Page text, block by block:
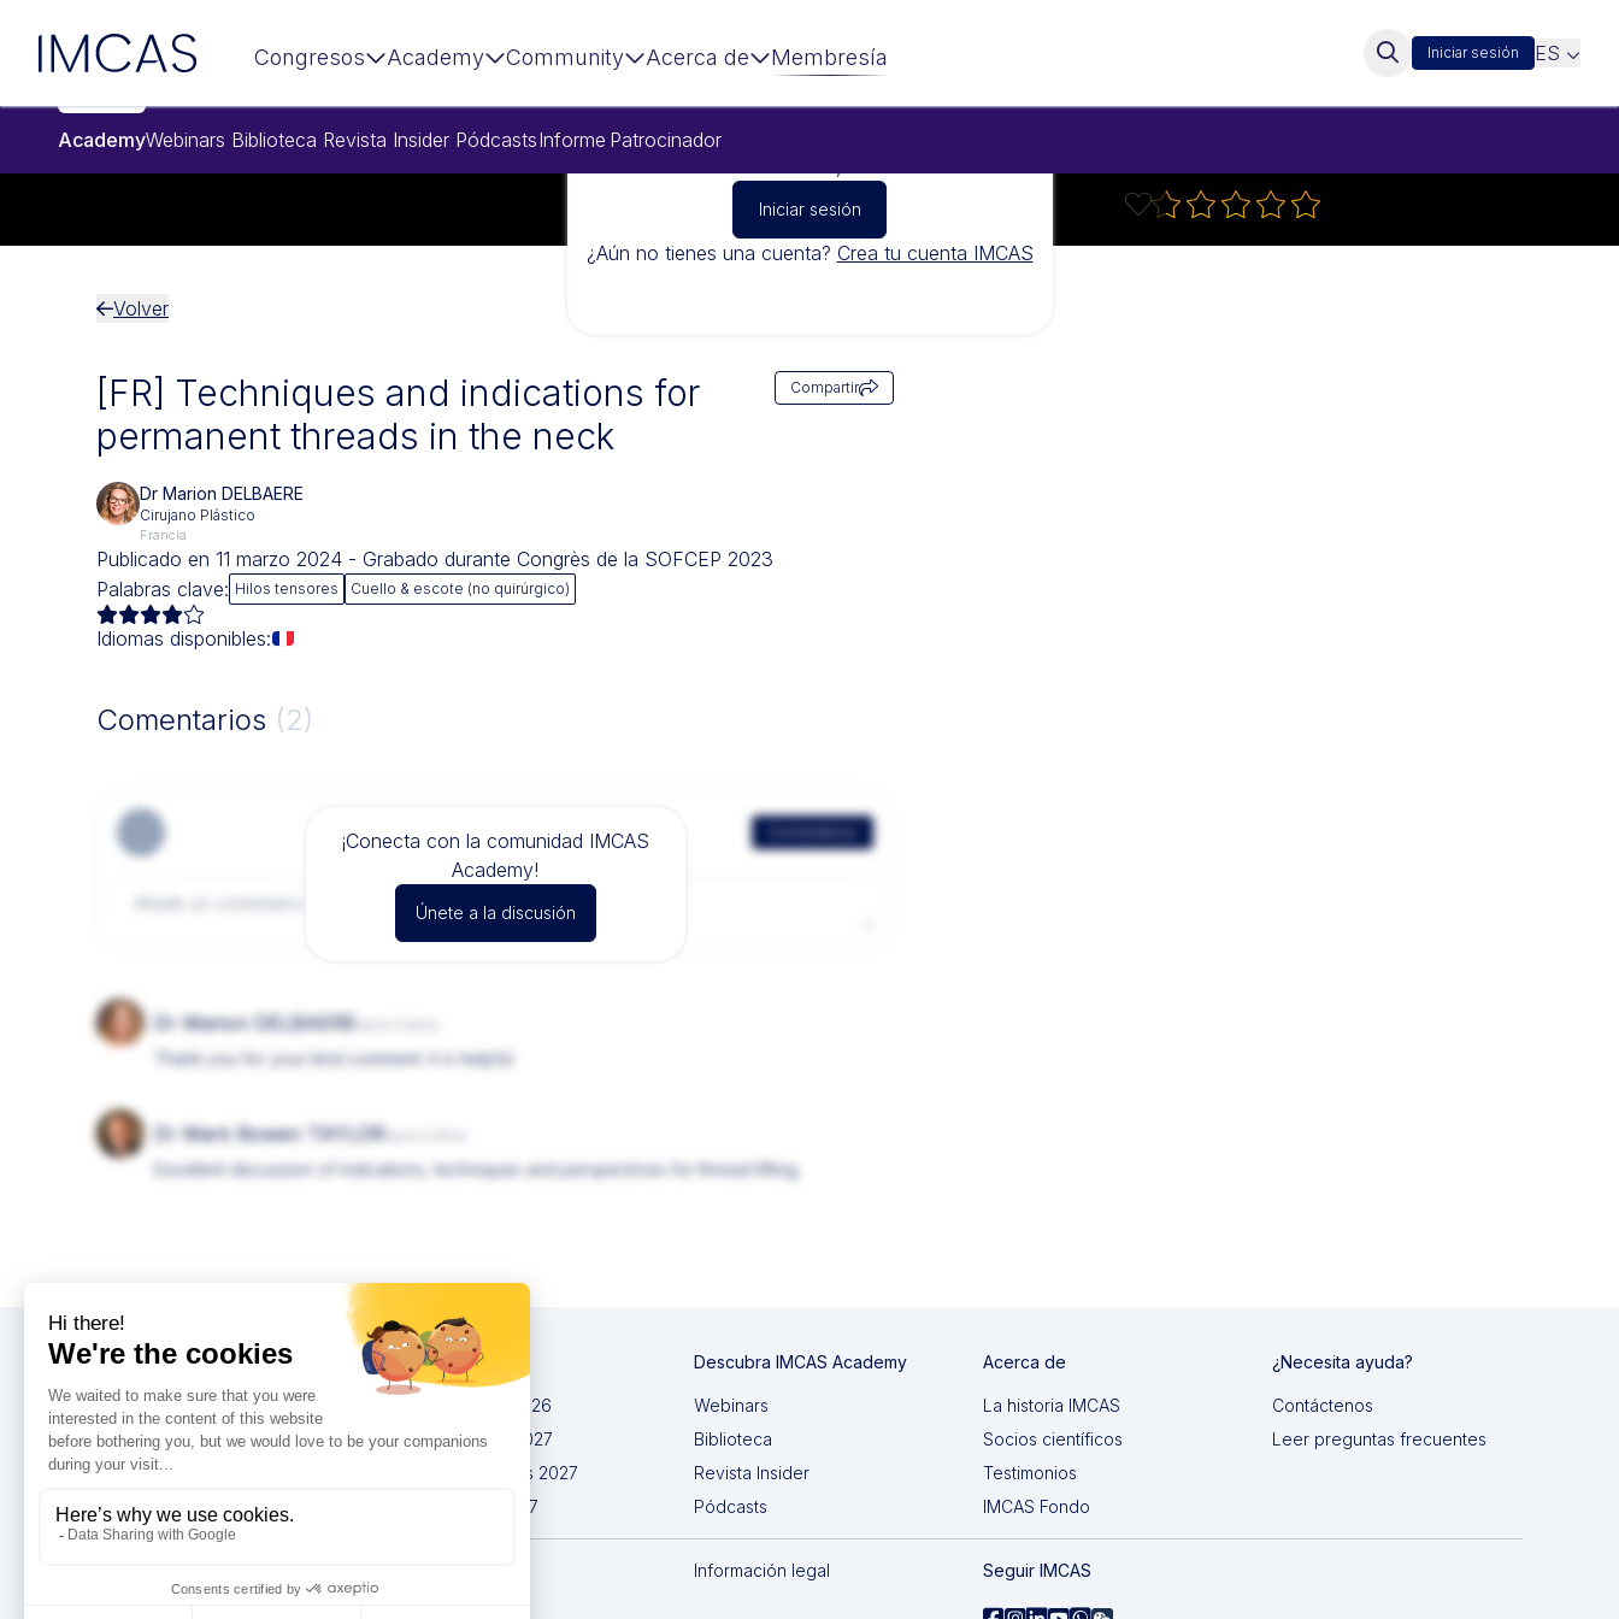
IMCAS
Congresos Academy Community Acerca de Membresía Iniciar sesión ES
AcademyWebinars Biblioteca Revista Insider PódcastsInforme Patrocinador
Iniciar sesión
¿Aún no tienes una cuenta? Crea tu cuenta IMCAS
Volver
[FR] Techniques and indications for
permanent threads in the neck
Compartir
Dr Marion DELBAERE
Cirujano Plástico
Francia
Publicado en 11 marzo 2024 - Grabado durante Congrès de la SOFCEP 2023
Palabras clave: Hilos tensores Cuello & escote (no quirúrgico)
Idiomas disponibles:
Comentarios (2)
¡Conecta con la comunidad IMCAS
Academy!
Únete a la discusión
Dr Marion DELBAERE
Thank you for your kind comment: it is helpful
Dr Mark Bowen TAYLOR
Excellent discussion of indications, techniques and perspectives for thread lifting.
Congresos
IMCAS China 2026
IMCAS World 2027
IMCAS Americas 2027
IMCAS Asia 2027
Descubra IMCAS Academy
Webinars
Biblioteca
Revista Insider
Pódcasts
Acerca de
La historia IMCAS
Socios científicos
Testimonios
IMCAS Fondo
¿Necesita ayuda?
Contáctenos
Leer preguntas frecuentes
Información legal Seguir IMCAS